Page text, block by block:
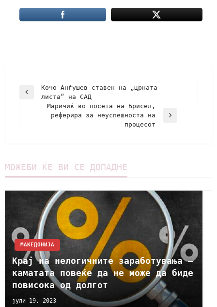
Кочо Анѓушев ставен на „црната
листа“ на САД
Маричиќ во посета на Брисел,
реферира за неуспешноста на
процесот
МОЖЕБИ ЌЕ ВИ СЕ ДОПАДНЕ
МАКЕДОНИЈА
Крај на нелогичните заработувања –
каматата повеќе да не може да биде
повисока од долгот
јули 19, 2023